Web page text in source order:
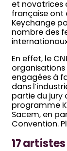
et novatrices
française ont
Keychange
nombre des
En effet, le
organisations
engagées à
dans
partie du jury
programme
Sacem, en
Convention.
17